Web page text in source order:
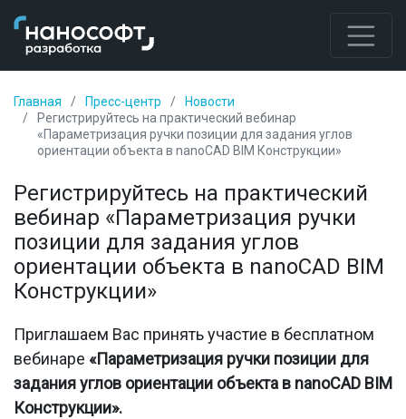
Главная Пресс-центр
Новости
Регистрируйтесь на практический вебинар
«Параметризация ручки позиции для задания углов
ориентации объекта в nanoCAD BIM Конструкции»
Регистрируйтесь на практический
вебинар «Параметризация ручки
позиции для задания углов
ориентации объекта в nanoCAD BIM
Конструкции»
Приглашаем Вас принять участие в бесплатном
вебинаре «Параметризация ручки позиции для
задания углов ориентации объекта в nanoCAD BIM
Конструкции».